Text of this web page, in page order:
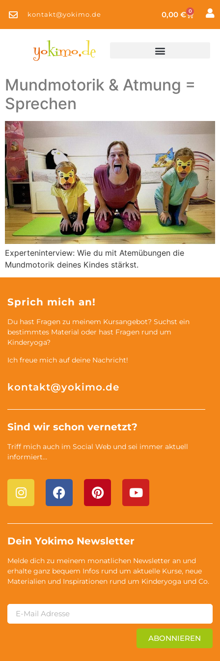
kontakt@yokimo.de 0,00 € 0
Mundmotorik & Atmung =
Sprechen
Experteninterview: Wie du mit Atemübungen die
Mundmotorik deines Kindes stärkst.
Sprich mich an!
Du hast Fragen zu meinem Kursangebot? Suchst ein
bestimmtes Material oder hast Fragen rund um
Kinderyoga?
Ich freue mich auf deine Nachricht!
kontakt@yokimo.de
Sind wir schon vernetzt?
Triff mich auch im Social Web und sei immer aktuell
informiert…
Dein Yokimo Newsletter
Melde dich zu meinem monatlichen Newsletter an und
erhalte ganz bequem Infos rund um aktuelle Kurse, neue
Materialien und Inspirationen rund um Kinderyoga und Co.
ABONNIEREN